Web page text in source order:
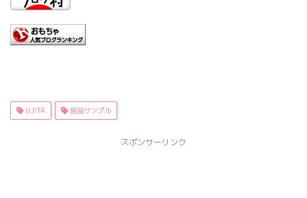
UJITA 食品サンプル
スポンサーリンク